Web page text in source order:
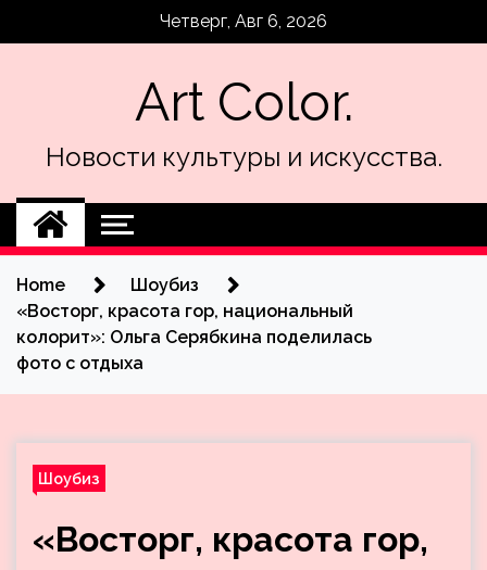
Четверг, Авг 6, 2026
Art Color.
Новости культуры и искусства.
Home
Шоубиз
«Восторг, красота гор, национальный
колорит»: Ольга Серябкина поделилась
фото с отдыха
Шоубиз
«Восторг, красота гор,